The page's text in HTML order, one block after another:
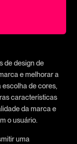
de design de
e melhorar a
escolha de cores,
características
da marca e
o usuário.
uma